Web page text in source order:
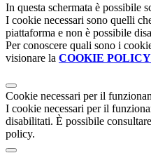
In questa schermata è possibile
I cookie necessari sono quelli
piattaforma e non è possibile
Per conoscere quali sono i
visionare la COOKIE POLICY
Cookie necessari per il
I cookie necessari per il
disabilitati. È possibile
policy.